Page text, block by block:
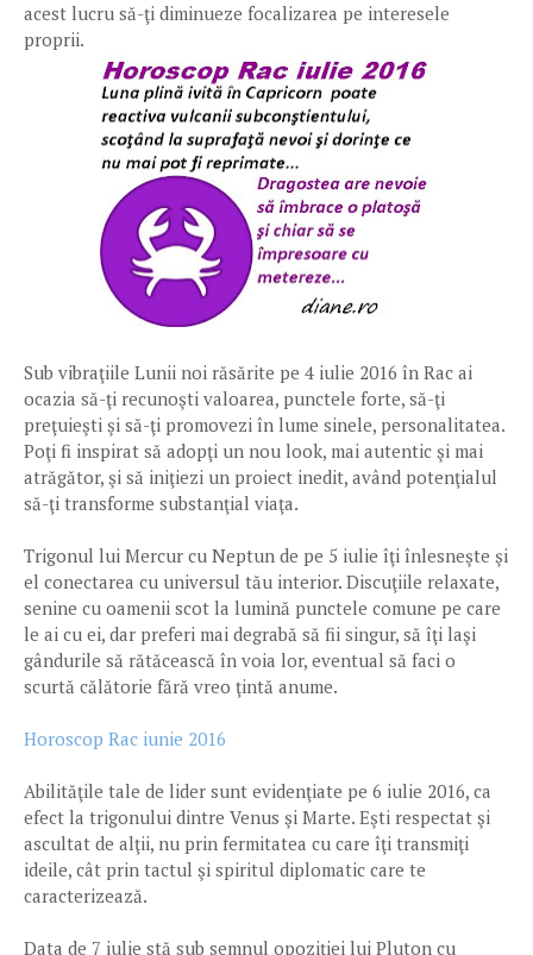
acest lucru să-ţi diminueze focalizarea pe interesele
proprii.
Sub vibraţiile Lunii noi răsărite pe 4 iulie 2016 în Rac ai
ocazia să-ţi recunoşti valoarea, punctele forte, să-ţi
preţuieşti şi să-ţi promovezi în lume sinele, personalitatea.
Poţi fi inspirat să adopţi un nou look, mai autentic şi mai
atrăgător, şi să iniţiezi un proiect inedit, având potenţialul
să-ţi transforme substanţial viaţa.
Trigonul lui Mercur cu Neptun de pe 5 iulie îţi înlesneşte şi
el conectarea cu universul tău interior. Discuţiile relaxate,
senine cu oamenii scot la lumină punctele comune pe care
le ai cu ei, dar preferi mai degrabă să fii singur, să îţi laşi
gândurile să rătăcească în voia lor, eventual să faci o
scurtă călătorie fără vreo ţintă anume.
Horoscop Rac iunie 2016
Abilităţile tale de lider sunt evidenţiate pe 6 iulie 2016, ca
efect la trigonului dintre Venus şi Marte. Eşti respectat şi
ascultat de alţii, nu prin fermitatea cu care îţi transmiţi
ideile, cât prin tactul şi spiritul diplomatic care te
caracterizează.
Data de 7 iulie stă sub semnul opoziţiei lui Pluton cu